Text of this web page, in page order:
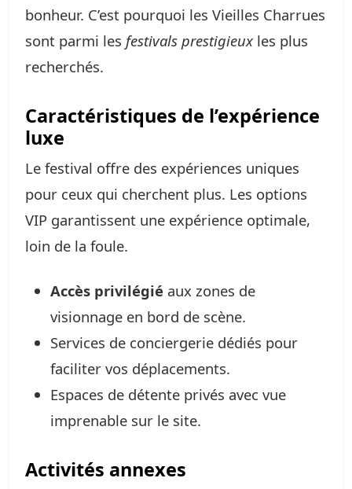
bonheur. C’est pourquoi les Vieilles Charrues
sont parmi les festivals prestigieux les plus
recherchés.
Caractéristiques de l’expérience
luxe
Le festival offre des expériences uniques
pour ceux qui cherchent plus. Les options
VIP garantissent une expérience optimale,
loin de la foule.
Accès privilégié aux zones de
visionnage en bord de scène.
Services de conciergerie dédiés pour
faciliter vos déplacements.
Espaces de détente privés avec vue
imprenable sur le site.
Activités annexes